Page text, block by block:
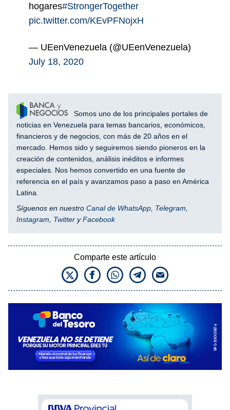
hogares#StrongerTogether
pic.twitter.com/KEvPFNojxH
— UEenVenezuela (@UEenVenezuela)
July 18, 2020
Somos uno de los principales portales de
noticias en Venezuela para temas bancarios, económicos,
financieros y de negocios, con más de 20 años en el
mercado. Hemos sido y seguiremos siendo pioneros en la
creación de contenidos, análisis inéditos e informes
especiales. Nos hemos convertido en una fuente de
referencia en el país y avanzamos paso a paso en América
Latina.
Síguenos en nuestro Canal de WhatsApp Telegram
Instagram
Twitter yFacebook
Comparte este artículo